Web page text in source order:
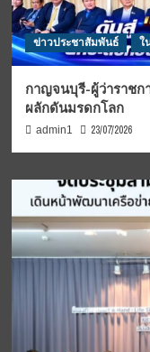
ข่าวประชาสัมพันธ์ ใ
กาญจนบุรี-ผู้ว่าราชก
ผลักดันมรดกโลก
admin1 23/07/2026